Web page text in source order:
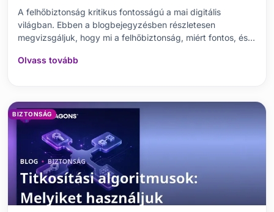
A felhőbiztonság kritikus fontosságú a mai digitális
világban. Ebben a blogbejegyzésben részletesen
megvizsgáljuk, hogy mi a felhőbiztonság, miért fontos, és
felhőbiztonság legjobb gyakorlatait, olyan témákat érintve,
Olvass tovább
BIZTONSÁG